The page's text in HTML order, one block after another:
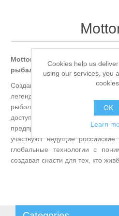
Контакты
Личный кабинет
Поиск
Mottomo — российский
рыбалке и вдохновением
Созданный энтузиастами
легендарной экспедиции 2011
рыболовам функциональные и
доступной цене.
предприятиях Японии, Китая
участвуют ведущие
глобальные технологии с
создавая снасти для тех, кто
Cookies help us
using our services, you
cookies.
OK
Learn